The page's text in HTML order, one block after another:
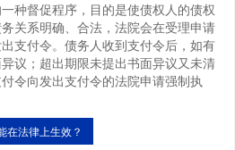
种督促程序，目的是使债权人的债权
关系明确、合法，法院会在受理申请
支付令。债务人收到支付令后，如有
议；超出期限未提出书面异议又未清
令向发出支付令的法院申请强制执
在法律上生效？